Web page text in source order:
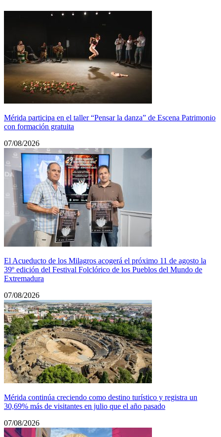
Mérida participa en el taller “Pensar la danza” de Escena Patrimonio
con formación gratuita
07/08/2026
El Acueducto de los Milagros acogerá el próximo 11 de agosto la
39º edición del Festival Folclórico de los Pueblos del Mundo de
Extremadura
07/08/2026
Mérida continúa creciendo como destino turístico y registra un
30,69% más de visitantes en julio que el año pasado
07/08/2026